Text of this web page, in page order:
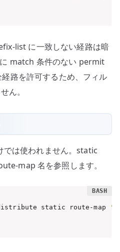
list に一致しない経路は暗
match 条件のない permit
路を許可するため、フィル
ん。
は使われません。static
map 名を参照します。
static route-map